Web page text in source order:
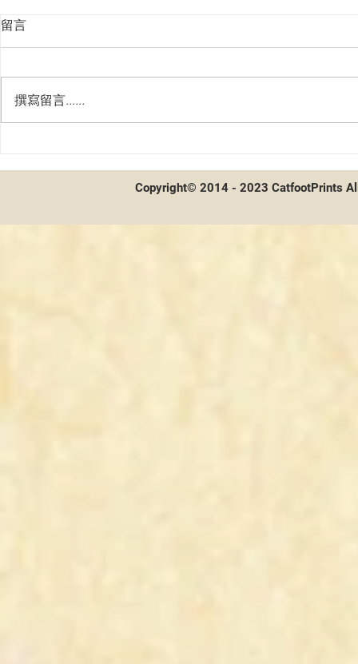
間諜家家酒開箱及配率
留言
撰寫留言......
Copyright© 2014 - 2023 CatfootPrints